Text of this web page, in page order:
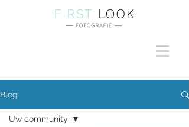
Blog
Uw community